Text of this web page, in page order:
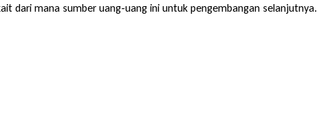
dari mana sumber uang-uang ini untuk pengembangan selanjutnya.